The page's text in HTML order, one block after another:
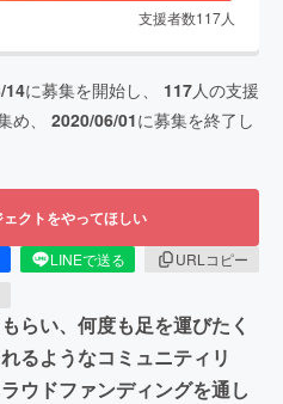
支援者数117人
14に募集を開始し、 117人の支援
め、 2020/06/01に募集を終了し
クトをやってほしい
LINEで送る
URLコピー
らい、何度も足を運びたく
るようなコミュニティリ
ウドファンディングを通し